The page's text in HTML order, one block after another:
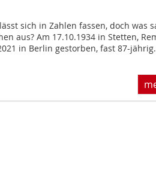
sich in Zahlen fassen, doch was
aus? Am 17.10.1934 in Stetten,
in Berlin gestorben, fast 87-jährig.